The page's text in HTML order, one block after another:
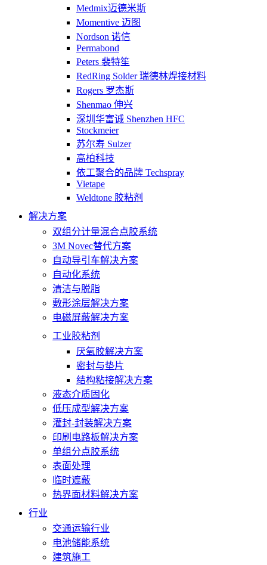
Medmix迈德米斯
Momentive 迈图
Nordson 诺信
Permabond
Peters 裴特笙
RedRing Solder 瑞德林焊接材料
Rogers 罗杰斯
Shenmao 伸兴
深圳华富诚 Shenzhen HFC
Stockmeier
苏尔寿 Sulzer
高柏科技
依工聚合的品牌 Techspray
Vietape
Weldtone 胶粘剂
解决方案
双组分计量混合点胶系统
3M Novec替代方案
自动导引车解决方案
自动化系统
清洁与脱脂
敷形涂层解决方案
电磁屏蔽解决方案
工业胶粘剂
厌氧胶解决方案
密封与垫片
结构粘接解决方案
液态介质固化
低压成型解决方案
灌封-封装解决方案
印刷电路板解决方案
单组分点胶系统
表面处理
临时遮蔽
热界面材料解决方案
行业
交通运输行业
电池储能系统
建筑施工